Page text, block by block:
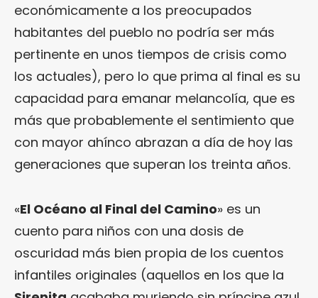
económicamente a los preocupados
habitantes del pueblo no podría ser más
pertinente en unos tiempos de crisis como
los actuales), pero lo que prima al final es su
capacidad para emanar melancolía, que es
más que probablemente el sentimiento que
con mayor ahínco abrazan a día de hoy las
generaciones que superan los treinta años.
«El Océano al Final del Camino» es un
cuento para niños con una dosis de
oscuridad más bien propia de los cuentos
infantiles originales (aquellos en los que la